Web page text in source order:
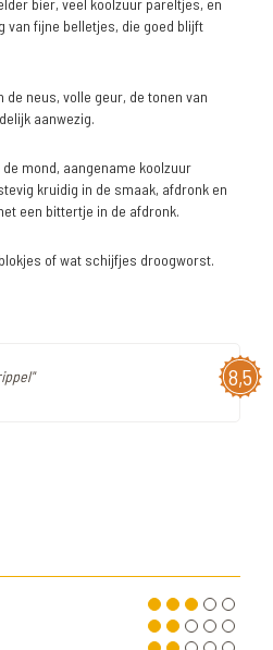
van fijne belletjes, die goed blijft
de neus, volle geur, de tonen van
aanwezig.
de mond, aangename koolzuur
kruidig in de smaak, afdronk en
een bittertje in de afdronk.
of wat schijfjes droogworst.
8,5